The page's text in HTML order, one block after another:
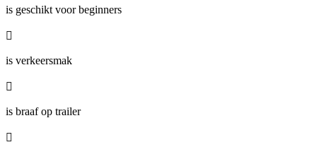
is geschikt voor beginners

is verkeersmak

is braaf op trailer
